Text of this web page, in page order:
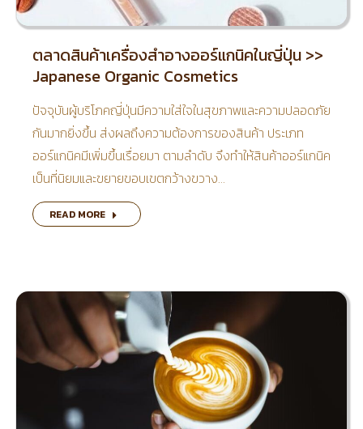
ตลาดสินค้าเครื่องสำอางออร์แกนิคในญี่ปุ่น >>
Japanese Organic Cosmetics
ปัจจุบันผู้บริโภคญี่ปุ่นมีความใส่ใจในสุขภาพและความปลอดภัย
กันมากยิ่งขึ้น ส่งผลถึงความต้องการของสินค้า ประเภท
ออร์แกนิคมีเพิ่มขึ้นเรื่อยมา ตามลําดับ จึงทําให้สินค้าออร์แกนิค
เป็นที่นิยมและขยายขอบเขตกว้างขวาง…
READ MORE